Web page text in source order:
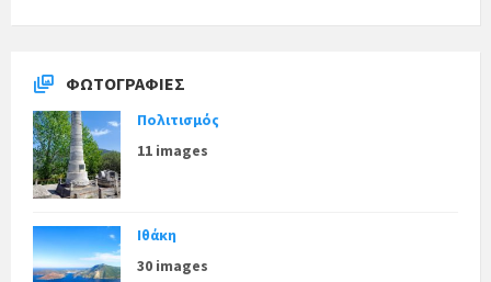
ΦΩΤΟΓΡΑΦΊΕΣ
Πολιτισμός
11 images
Ιθάκη
30 images